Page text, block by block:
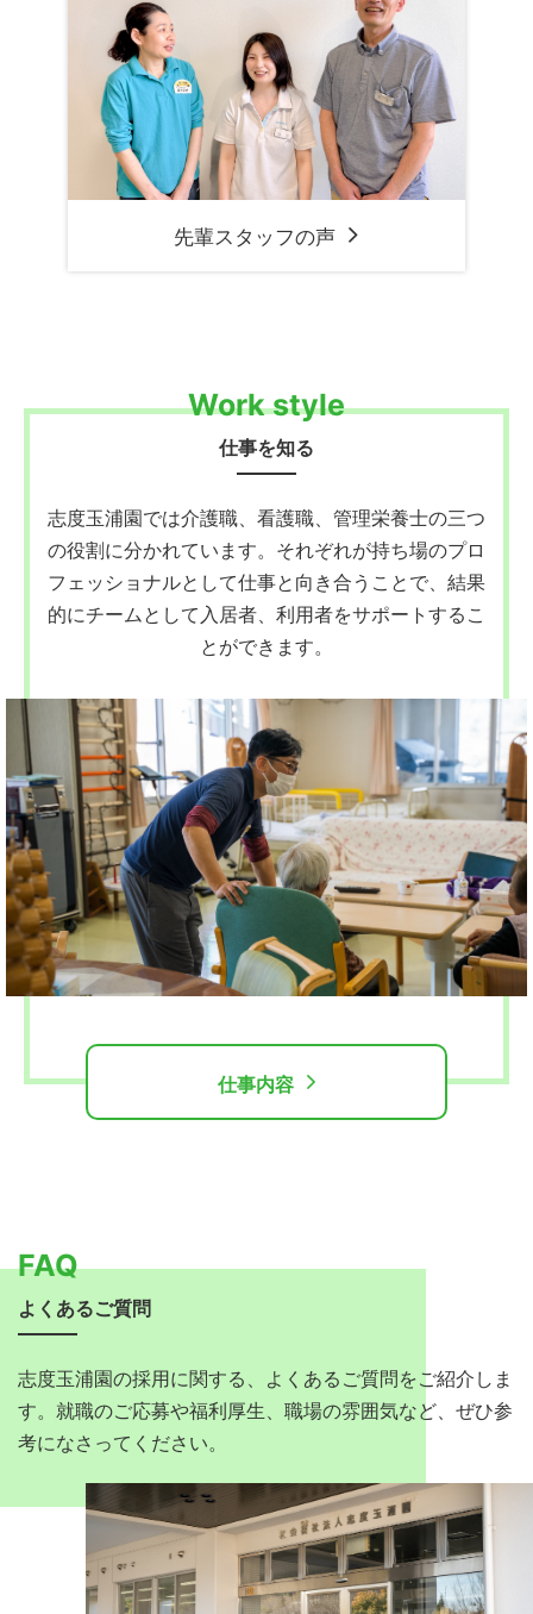
先輩スタッフの声
Work style
仕事を知る
志度玉浦園では介護職、看護職、管理栄養士の三つ
の役割に分かれています。それぞれが持ち場のプロ
フェッショナルとして仕事と向き合うことで、結果
的にチームとして入居者、利用者をサポートするこ
とができます。
仕事内容
FAQ
よくあるご質問
志度玉浦園の採用に関する、よくあるご質問をご紹介しま
す。就職のご応募や福利厚生、職場の雰囲気など、ぜひ参
考になさってください。